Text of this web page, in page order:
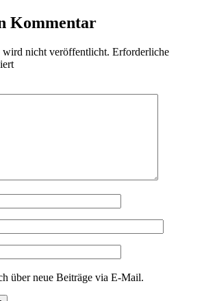
Kommentar
nicht veröffentlicht. Erforderliche
über neue Beiträge via E-Mail.